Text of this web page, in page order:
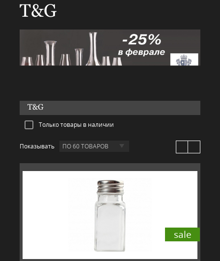
T&G
T&G
Только товары в наличии
Показывать ПО 60 ТОВАРОВ
sale